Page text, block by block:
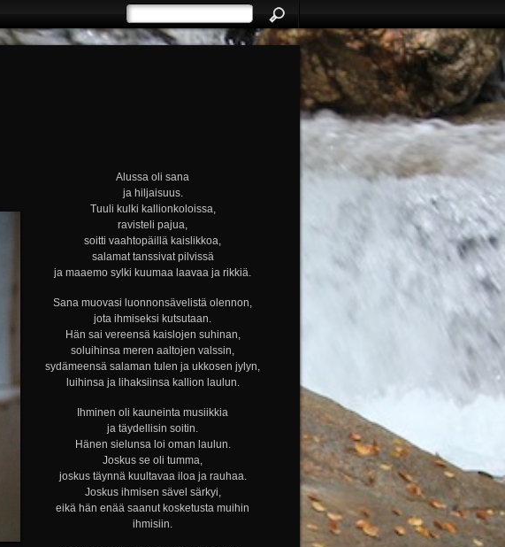
Alussa oli sana
ja hiljaisuus.
Tuuli kulki kallionkoloissa,
ravisteli pajua,
soitti vaahtopäillä kaislikkoa,
salamat tanssivat pilvissä
ja maaemo sylki kuumaa laavaa ja rikkiä.
Sana muovasi luonnonsävelistä olennon,
jota ihmiseksi kutsutaan.
Hän sai vereensä kaislojen suhinan,
soluihinsa meren aaltojen valssin,
sydämeensä salaman tulen ja ukkosen jylyn,
luihinsa ja lihaksiinsa kallion laulun.
Ihminen oli kauneinta musiikkia
ja täydellisin soitin.
Hänen sielunsa loi oman laulun.
Joskus se oli tumma,
joskus täynnä kuultavaa iloa ja rauhaa.
Joskus ihmisen sävel särkyi,
eikä hän enää saanut kosketusta muihin
ihmisiin.